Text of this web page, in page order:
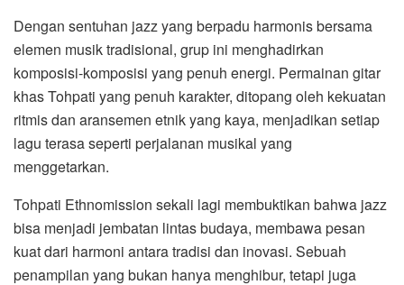
Dengan sentuhan jazz yang berpadu harmonis bersama
elemen musik tradisional, grup ini menghadirkan
komposisi-komposisi yang penuh energi. Permainan gitar
khas Tohpati yang penuh karakter, ditopang oleh kekuatan
ritmis dan aransemen etnik yang kaya, menjadikan setiap
lagu terasa seperti perjalanan musikal yang
menggetarkan.
Tohpati Ethnomission sekali lagi membuktikan bahwa jazz
bisa menjadi jembatan lintas budaya, membawa pesan
kuat dari harmoni antara tradisi dan inovasi. Sebuah
penampilan yang bukan hanya menghibur, tetapi juga